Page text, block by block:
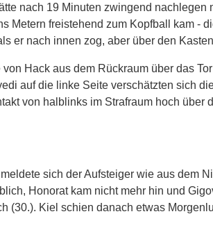
nach 19 Minuten zwingend
Metern freistehend zum Kopfball kam -
er nach innen zog, aber über den
Hack aus dem Rückraum über das
auf die linke Seite verschätzten sich
von halblinks im Strafraum hoch über
sich der Aufsteiger wie aus dem
Honorat kam nicht mehr hin und
(30.). Kiel schien danach etwas